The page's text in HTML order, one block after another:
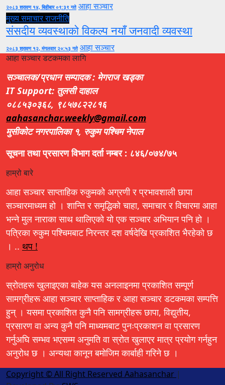
२०८३ श्रावण १४, बिहीबार ०९:३९ गते आहा सञ्चार
मुख्य समाचारराजनीति
संसदीय व्यवस्थाको विकल्प नयाँ जनवादी व्यवस्था
२०८३ श्रावण १२, मंगलवार २०:५३ गते आहा सञ्चार
आहा सञ्चार डटकमका लागि
सञ्चालक/प्रधान सम्पादक : मेगराज खड्का
IT Support: तुलसी दाहाल
०८८५३०३६८, ९८५७८२२८१६
aahasanchar.weekly@gmail.com
मुसीकोट नगरपालिका १, रुकुम पश्चिम नेपाल
सूचना तथा प्रसारण विभाग दर्ता नम्बर : ८४६/०७४/७५
हाम्रो बारे
आहा सञ्चार साप्ताहिक रुकुमको अग्रणी र प्रभावशाली छापा
सञ्चारमाध्यम हो । शान्ति र समृद्धिको चाहा, समाचार र विचारमा आहा
भन्ने मुल नाराका साथ थालिएको यो एक सञ्चार अभियान पनि हो ।
पत्रिका रुकुम पश्चिमबाट निरन्तर दश वर्षदेखि प्रकाशित भैरहेको छ
। .. थप !
हाम्रो अनुरोध
स्रोतहरू खुलाइएका बाहेक यस अनलाइनमा प्रकाशित सम्पूर्ण
सामग्रीहरू आहा सञ्चार साप्ताहिक र आहा सञ्चार डटकमका सम्पत्ति
हुन् । यसमा प्रकाशित कुनै पनि सामग्रीहरू छापा, विद्युतीय,
प्रसारण वा अन्य कुनै पनि माध्यमबाट पुनःप्रकाशन वा प्रसारण
गर्नुअघि सम्भव भएसम्म अनुमति वा स्रोत खुलाएर मात्र प्रयोग गर्नहुन
अनुरोध छ । अन्यथा कानून बमोजिम कार्बाही गरिने छ ।
Copyright © All Right Reserved Aahasanchar |